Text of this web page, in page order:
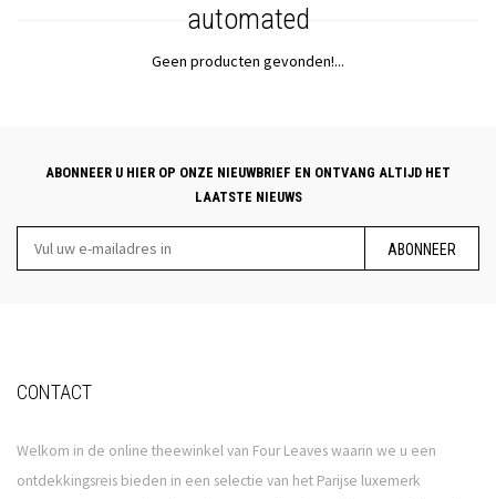
automated
Geen producten gevonden!...
ABONNEER U HIER OP ONZE NIEUWBRIEF EN ONTVANG ALTIJD HET
LAATSTE NIEUWS
ABONNEER
CONTACT
Welkom in de online theewinkel van Four Leaves waarin we u een
ontdekkingsreis bieden in een selectie van het Parijse luxemerk